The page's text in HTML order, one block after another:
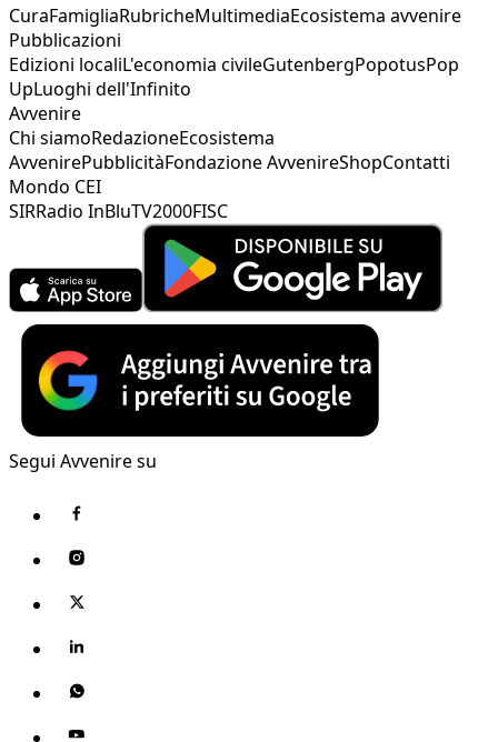
CuraFamigliaRubricheMultimediaEcosistema avvenire
Pubblicazioni
Edizioni localiL'economia civileGutenbergPopotusPop
UpLuoghi dell'Infinito
Avvenire
Chi siamoRedazioneEcosistema
AvvenirePubblicitàFondazione AvvenireShopContatti
Mondo CEI
SIRRadio InBluTV2000FISC
Segui Avvenire su